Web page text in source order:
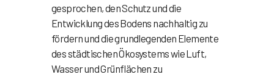
gesprochen, den Schutz und die
Entwicklung des Bodens nachhaltig zu
fördern und die grundlegenden Elemente
des städtischen Ökosystems wie Luft,
Wasser und Grünflächen zu